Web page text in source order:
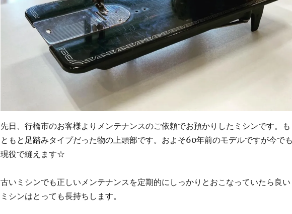
先日、行橋市のお客様よりメンテナンスのご依頼でお預かりしたミシンです。も
ともと足踏みタイプだった物の上頭部です。およそ60年前のモデルですが今で
現役で縫えます☆
古いミシンでも正しいメンテナンスを定期的にしっかりとおこなっていたら良い
ミシンはとっても長持ちします。